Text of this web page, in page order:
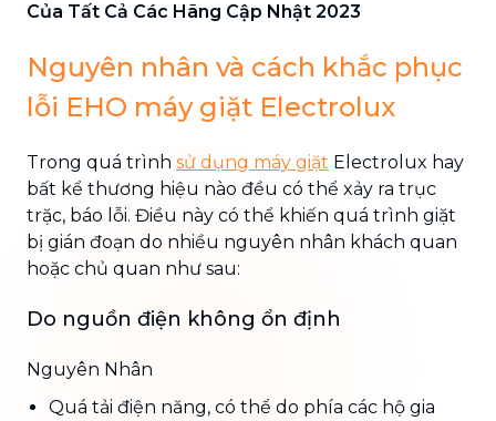
Của Tất Cả Các Hãng Cập Nhật 2023
Nguyên nhân và cách khắc phục
lỗi EHO máy giặt Electrolux
Trong quá trình sử dụng máy giặt Electrolux hay
bất kể thương hiệu nào đều có thể xảy ra trục
trặc, báo lỗi. Điều này có thể khiến quá trình giặt
bị gián đoạn do nhiều nguyên nhân khách quan
hoặc chủ quan như sau:
Do nguồn điện không ổn định
Nguyên Nhân
Quá tải điện năng, có thể do phía các hộ gia